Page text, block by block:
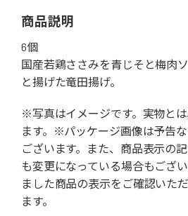
商品説明
6個
国産若鶏ささみを青じそと梅肉
と揚げた竜田揚げ。
※写真はイメージです。実物と
ます。※パッケージ画像は予告
ございます。また、商品表示の
も変更になっている場合もござ
ました商品の表示をご確認いた
ます。